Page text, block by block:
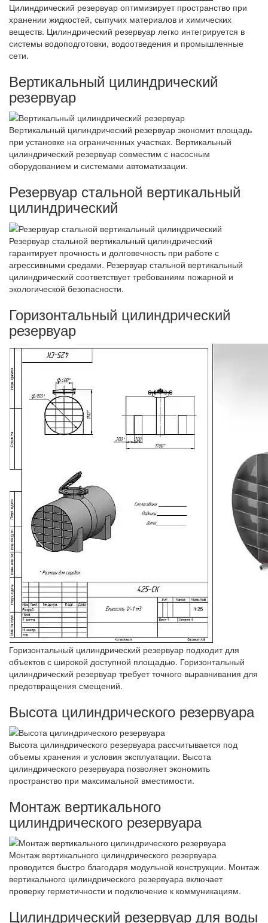
Цилиндрический резервуар оптимизирует пространство при
хранении жидкостей, сыпучих материалов и химических
веществ. Цилиндрический резервуар легко интегрируется в
системы водоподготовки, водоотведения и промышленные
сети.
Вертикальный цилиндрический
резервуар
Вертикальный цилиндрический резервуар экономит площадь
при установке на ограниченных участках. Вертикальный
цилиндрический резервуар совместим с насосным
оборудованием и системами автоматизации.
Резервуар стальной вертикальный
цилиндрический
Резервуар стальной вертикальный цилиндрический
гарантирует прочность и долговечность при работе с
агрессивными средами. Резервуар стальной вертикальный
цилиндрический соответствует требованиям пожарной и
экологической безопасности.
Горизонтальный цилиндрический
резервуар
Горизонтальный цилиндрический резервуар подходит для
объектов с широкой доступной площадью. Горизонтальный
цилиндрический резервуар требует точного выравнивания для
предотвращения смещений.
Высота цилиндрического резервуара
Высота цилиндрического резервуара рассчитывается под
объемы хранения и условия эксплуатации. Высота
цилиндрического резервуара позволяет экономить
пространство при максимальной вместимости.
Монтаж вертикального
цилиндрического резервуара
Монтаж вертикального цилиндрического резервуара
проводится быстро благодаря модульной конструкции. Монтаж
вертикального цилиндрического резервуара включает
проверку герметичности и подключение к коммуникациям.
Цилиндрический резервуар для воды